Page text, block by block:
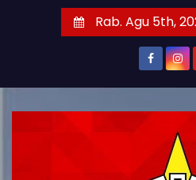
Rab. Agu 5th,